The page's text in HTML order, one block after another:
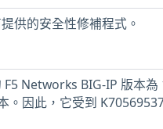
供的安全性修補程式。
Networks BIG-IP 版本
。因此，它受到